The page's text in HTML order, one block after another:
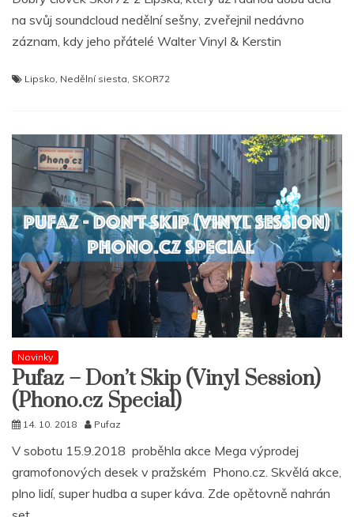
na svůj soundcloud nedělní sešny, zveřejnil nedávno
záznam, kdy jeho přátelé Walter Vinyl & Kerstin
Lipsko Nedělní siesta SKOR72
Novinky
Pufaz – Don’t Skip (Vinyl Session)
(Phono.cz Special)
14. 10. 2018 Pufaz
V sobotu 15.9.2018 proběhla akce Mega výprodej
gramofonových desek v pražském Phono.cz. Skvělá akce,
plno lidí, super hudba a super káva. Zde opětovně nahrán